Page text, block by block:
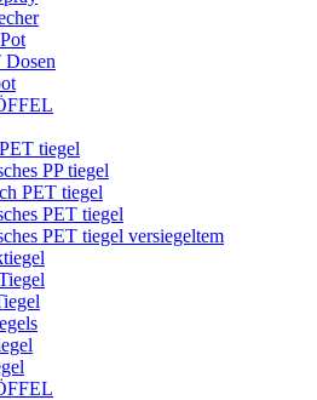
tiegel
PP tiegel
PET tiegel
PET tiegel
PET tiegel versiegeltem